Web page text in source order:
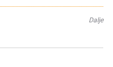
Dalje